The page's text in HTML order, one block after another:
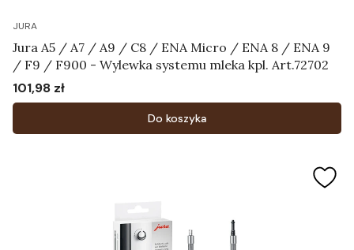
JURA
Jura A5 / A7 / A9 / C8 / ENA Micro / ENA 8 / ENA 9
/ F9 / F900 - Wylewka systemu mleka kpl. Art.72702
Cena
101,98 zł
Do koszyka